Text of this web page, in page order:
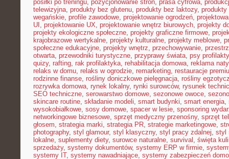
posiłki po treningu, pozycjonowanie stron, prasa cyfrowa,
telewizyjna, produkty bez glutenu, produkty bez laktozy, produkty
wegańskie, profile zawodowe, projektowanie ogrodzeń,
UI , projektowanie UX, projektowanie wnętrz biurowych, projekty
projekty ekologiczne społeczne, projekty graficzne firmowe,
krajobrazowe wertykalne, projekty kulturalne, projekty meblowe,
społeczne edukacyjne, projekty wnętrz, przechowywanie,
otwarta, przewodniki turystyczne, przyprawy świata, psy
quizy, rafting, rak profilaktyka, rehabilitacja domowa, reklama
relaks w domu, relaks w ogrodzie, remarketing, restauracje
rodzinne finanse, rośliny doniczkowe pielęgnacja, rośliny
rozrywka domowa, rynek lokalny, rynki surowców, rysunek
SEO techniczne, serowarstwo domowe, sezonowe owoce,
skincare routine, składanie modeli, smart budynki, smart energia,
wysokobiałkowe, sosy domowe, spacer w lesie, sponsoring
networkingowe biznesowe, sprzęt medyczny przenośny, sprzęt
głosem, strategia marki, strategia PR, strategie marketingowe,
photography, styl glamour, styl klasyczny, styl pracy zdalnej, styl
lokalne, suplementy diety, surowce naturalne, survival , święta
sprzedaży, systemy dokumentów, systemy ERP w firmie,
systemy IT, systemy nawadniające, systemy zabezpieczeń